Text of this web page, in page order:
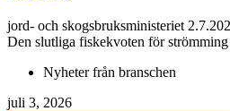
jord- och skogsbruksministeriet
Den slutliga fiskekvoten för
Nyheter från branschen
juli 3, 2026